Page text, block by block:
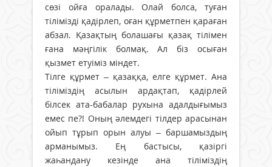
сөзі ойға оралады. Олай болса, туған
тілімізді қадірлеп, оған құрметпен қараған
абзал. Қазақтың болашағы қазақ тілімен
ғана мәңгілік болмақ. Ал біз осыған
қызмет етуіміз міндет.
Тілге құрмет – қазаққа, елге құрмет. Ана
тіліміздің асылын ардақтап, қадірлей
білсек ата-бабалар рухына адалдығымыз
емес пе?! Оның әлемдегі тілдер арасынан
ойып тұрып орын алуы – баршамыздың
арманымыз. Ең бастысы, қазіргі
жаһандану кезінде ана тіліміздің